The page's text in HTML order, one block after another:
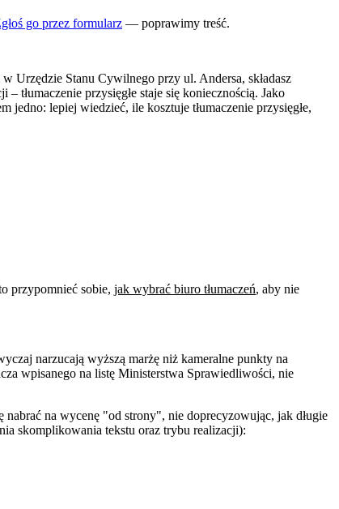
go przez formularz — poprawimy treść.
Urzędzie Stanu Cywilnego przy ul. Andersa, składasz
tłumaczenie przysięgłe staje się koniecznością. Jako
lepiej wiedzieć, ile kosztuje tłumaczenie przysięgłe,
przypomnieć sobie, jak wybrać biuro tłumaczeń, aby nie
narzucają wyższą marżę niż kameralne punkty na
wpisanego na listę Ministerstwa Sprawiedliwości, nie
na wycenę "od strony", nie doprecyzowując, jak długie
skomplikowania tekstu oraz trybu realizacji):